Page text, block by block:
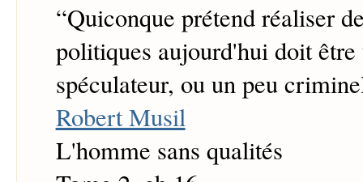
“Quiconque prétend réaliser
politiques aujourd'hui doit être
spéculateur, ou un peu
Robert Musil
L'homme sans qualités